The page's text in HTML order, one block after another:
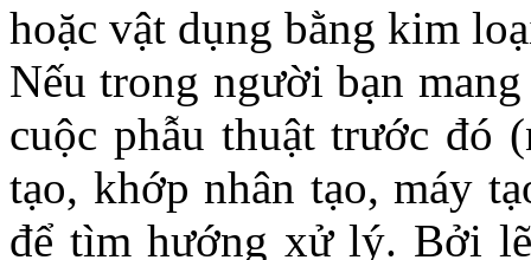
hoặc vật dụng bằng kim
Nếu trong người bạn
cuộc phẫu thuật trước đó
tạo, khớp nhân tạo, máy
để tìm hướng xử lý. Bởi